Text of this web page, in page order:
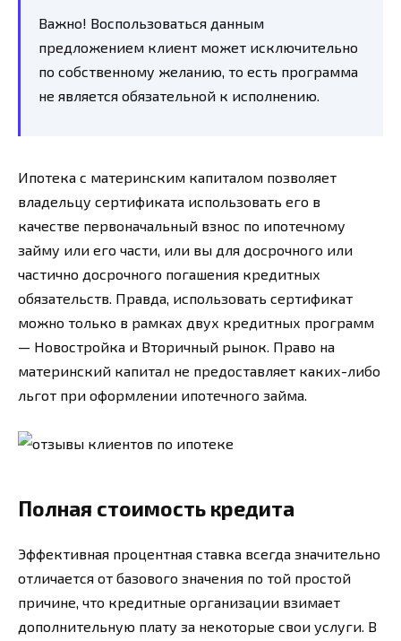
Важно! Воспользоваться данным
предложением клиент может исключительно
по собственному желанию, то есть программа
не является обязательной к исполнению.
Ипотека с материнским капиталом позволяет
владельцу сертификата использовать его в
качестве первоначальный взнос по ипотечному
займу или его части, или вы для досрочного или
частично досрочного погашения кредитных
обязательств. Правда, использовать сертификат
можно только в рамках двух кредитных программ
— Новостройка и Вторичный рынок. Право на
материнский капитал не предоставляет каких-либо
льгот при оформлении ипотечного займа.
Полная стоимость кредита
Эффективная процентная ставка всегда значительно
отличается от базового значения по той простой
причине, что кредитные организации взимает
дополнительную плату за некоторые свои услуги. В